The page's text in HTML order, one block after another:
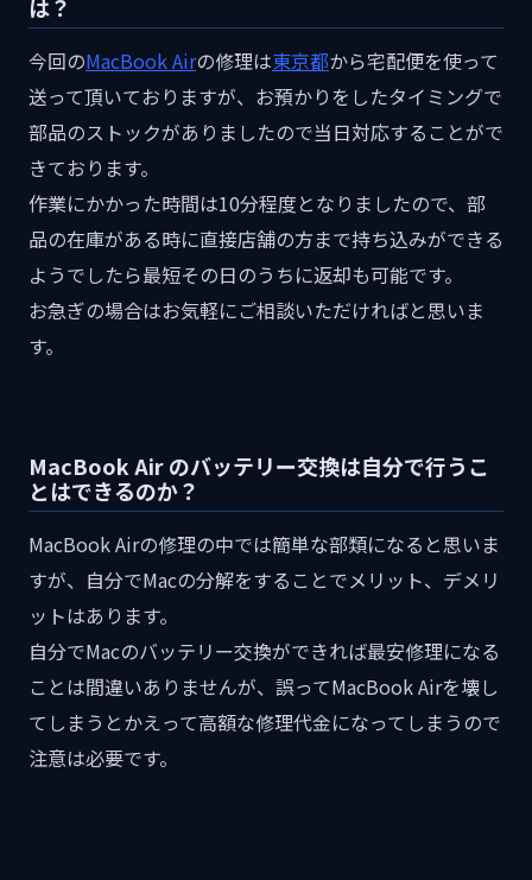
は？
今回のMacBook Airの修理は東京都から宅配便を使って
送って頂いておりますが、お預かりをしたタイミングで
部品のストックがありましたので当日対応することがで
きております。
作業にかかった時間は10分程度となりましたので、部
品の在庫がある時に直接店舗の方まで持ち込みができる
ようでしたら最短その日のうちに返却も可能です。
お急ぎの場合はお気軽にご相談いただければと思いま
す。
MacBook Air のバッテリー交換は自分で行うこ
とはできるのか？
MacBook Airの修理の中では簡単な部類になると思いま
すが、自分でMacの分解をすることでメリット、デメリ
ットはあります。
自分でMacのバッテリー交換ができれば最安修理になる
ことは間違いありませんが、誤ってMacBook Airを壊し
てしまうとかえって高額な修理代金になってしまうので
注意は必要です。